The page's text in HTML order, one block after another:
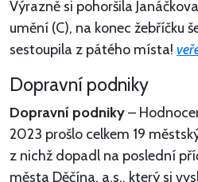
Výrazně si pohoršila
umění (C), na konec žebříčku
sestoupila z pátého místa!
Dopravní podniky
Dopravní podniky–
2023 prošlo celkem 19
z nichž dopadl na poslední
města Děčína, a.s., který si